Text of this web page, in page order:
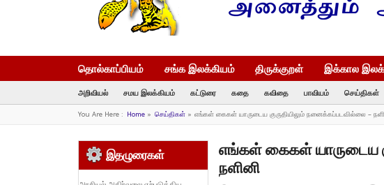
தொல்காப்பியம் சங்க இலக்கியம் திருக்குறள் இக்கால
அறிவியல் சமய இலக்கியம் கட்டுரை கதை கவிதை பாவியம் செய்திகள்
You Are Here : Home» செய்திகள்» எங்கள் கைகள் யாருடைய குருதியிலும் நனைக்கப்படவில்லை –
எங்கள் கைகள் யாருடைய
நளினி
இதழுரைகள்